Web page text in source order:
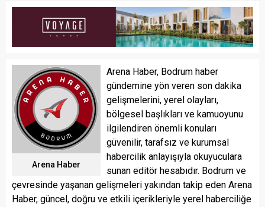
Arena Haber
Arena Haber, Bodrum haber
gündemine yön veren son dakika
gelişmelerini, yerel olayları,
bölgesel başlıkları ve kamuoyunu
ilgilendiren önemli konuları
güvenilir, tarafsız ve kurumsal
habercilik anlayışıyla okuyuculara
sunan editör hesabıdır. Bodrum ve
çevresinde yaşanan gelişmeleri yakından takip eden Arena
Haber, güncel, doğru ve etkili içerikleriyle yerel haberciliğe